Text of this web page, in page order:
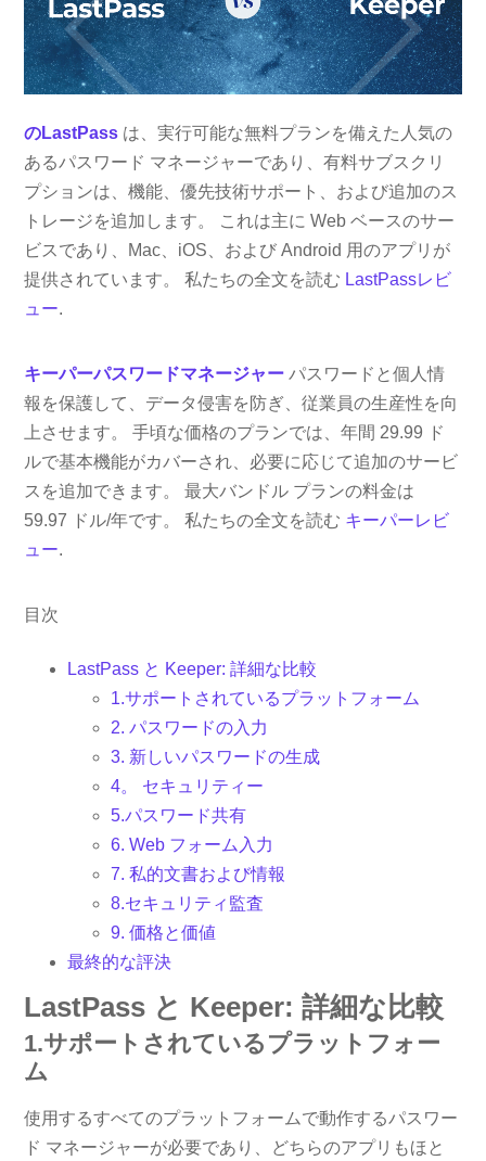
のLastPass は、実行可能な無料プランを備えた人気の
あるパスワード マネージャーであり、有料サブスクリ
プションは、機能、優先技術サポート、および追加のス
トレージを追加します。 これは主に Web ベースのサー
ビスであり、Mac、iOS、および Android 用のアプリが
提供されています。 私たちの全文を読む LastPassレビ
ュー.
キーパーパスワードマネージャー パスワードと個人情
報を保護して、データ侵害を防ぎ、従業員の生産性を向
上させます。 手頃な価格のプランでは、年間 29.99 ド
ルで基本機能がカバーされ、必要に応じて追加のサービ
スを追加できます。 最大バンドル プランの料金は
59.97 ドル/年です。 私たちの全文を読む キーパーレビ
ュー.
目次
LastPass と Keeper: 詳細な比較
1.サポートされているプラ​​ットフォーム
2. パスワードの入力
3. 新しいパスワードの生成
4。 セキュリティー
5.パスワード共有
6. Web フォーム入力
7. 私的文書および情報
8.セキュリティ監査
9. 価格と価値
最終的な評決
LastPass と Keeper: 詳細な比較
1.サポートされているプラ​​ットフォー
ム
使用するすべてのプラットフォームで動作するパスワー
ド マネージャーが必要であり、どちらのアプリもほと